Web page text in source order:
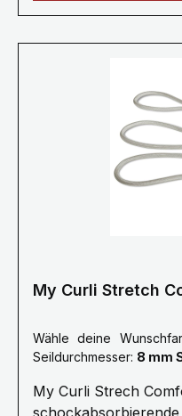
/ D-Rings &
Kräfte, welche Hund
können. Darum hat
welches den Ruck
maßgeblich
sind flexibel. Das ist
sichert dabei die
My Curli Stretch
Wähle deine
Seildurchmesser: 8 mm
My Curli Strech